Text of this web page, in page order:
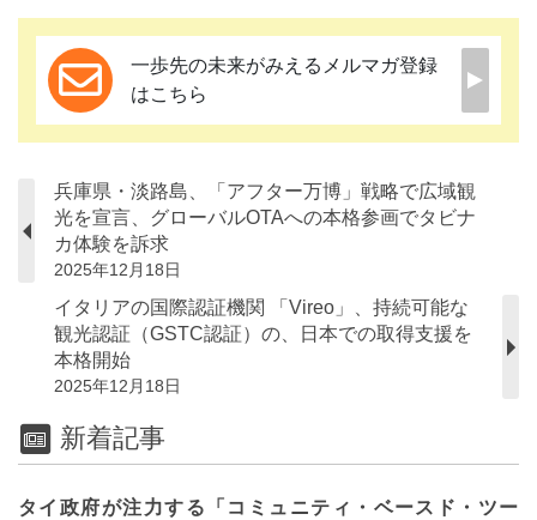
一歩先の未来がみえるメルマガ登録
はこちら
兵庫県・淡路島、「アフター万博」戦略で広域観
光を宣言、グローバルOTAへの本格参画でタビナ
カ体験を訴求
2025年12月18日
イタリアの国際認証機関 「Vireo」、持続可能な
観光認証（GSTC認証）の、日本での取得支援を
本格開始
2025年12月18日
新着記事
タイ政府が注力する「コミュニティ・ベースド・ツー